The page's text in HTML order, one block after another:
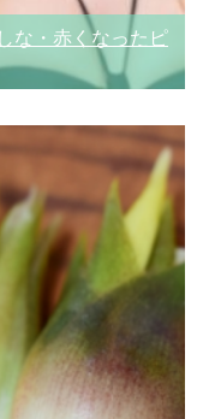
な・赤くなったピ